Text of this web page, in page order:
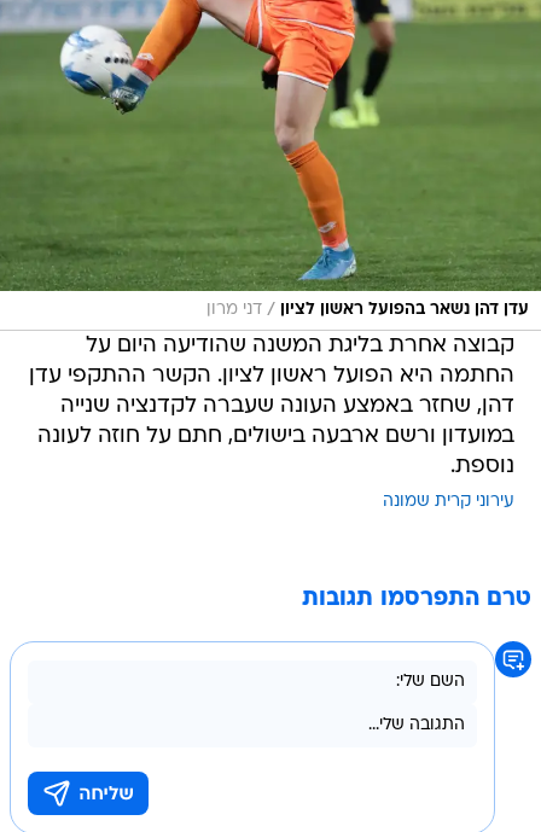
עדן דהן נשאר בהפועל ראשון לציון / דני מרון
קבוצה אחרת בליגת המשנה שהודיעה היום על
החתמה היא הפועל ראשון לציון. הקשר ההתקפי עדן
דהן, שחזר באמצע העונה שעברה לקדנציה שנייה
במועדון ורשם ארבעה בישולים, חתם על חוזה לעונה
נוספת.
עירוני קרית שמונה
טרם התפרסמו תגובות